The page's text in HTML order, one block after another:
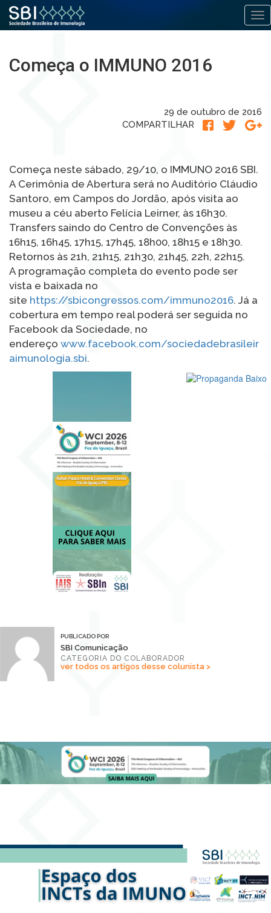
o
Começa o IMMUNO 2016
29 de outubro de 2016
COMPARTILHAR
Começa neste sábado, 29/10, o IMMUNO 2016 SBI.
A Cerimônia de Abertura será no Auditório Cláudio
Santoro, em Campos do Jordão, após visita ao
museu a céu aberto Felícia Leirner, às 16h30.
Transfers saindo do Centro de Convenções às
16h15, 16h45, 17h15, 17h45, 18h00, 18h15 e 18h30.
Retornos às 21h, 21h15, 21h30, 21h45, 22h, 22h15.
A programação completa do evento pode ser
vista e baixada no
site https://sbicongressos.com/immuno2016. Já a
cobertura em tempo real poderá ser seguida no
Facebook da Sociedade, no
endereço www.facebook.com/sociedadebrasileir
aimunologia.sbi.
PUBLICADO POR
SBI Comunicação
CATEGORIA DO COLABORADOR
ver todos os artigos desse colunista >